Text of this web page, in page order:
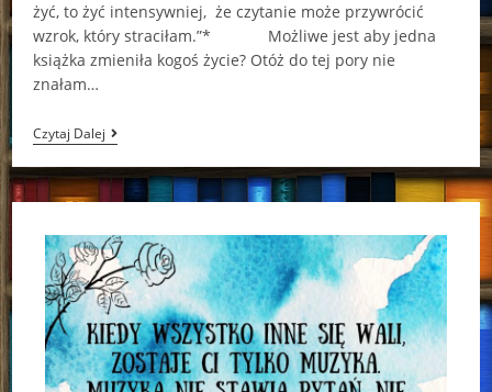
żyć, to żyć intensywniej, że czytanie może przywrócić
wzrok, który straciłam.”* Możliwe jest aby jedna
książka zmieniła kogoś życie? Otóż do tej pory nie
znałam…
Czytaj Dalej„Cień
Wiatru”
–
Carlos
Ruiz